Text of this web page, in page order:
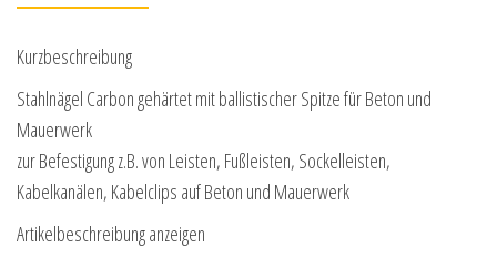
Kurzbeschreibung
Stahlnägel Carbon gehärtet mit ballistischer Spitze für Beton und
Mauerwerk
zur Befestigung z.B. von Leisten, Fußleisten, Sockelleisten,
Kabelkanälen, Kabelclips auf Beton und Mauerwerk
Artikelbeschreibung anzeigen